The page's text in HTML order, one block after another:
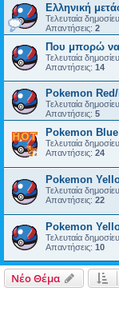
Ελληνική
Τελευταία
Απαντήσεις: 2
Που μπορώ
Τελευταία
Απαντήσεις: 14
Pokemon
Τελευταία
Απαντήσεις: 5
Pokemon
Τελευταία
Απαντήσεις: 24
Pokemon
Τελευταία
Απαντήσεις: 22
Pokemon
Τελευταία
Απαντήσεις: 10
Νέο Θέμα